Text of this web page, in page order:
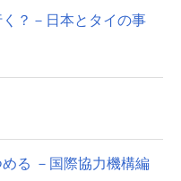
？－日本とタイの事
る －国際協力機構編